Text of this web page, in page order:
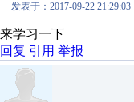
发表于：2017-09-22 21:29:03
来学习一下
回复 引用 举报